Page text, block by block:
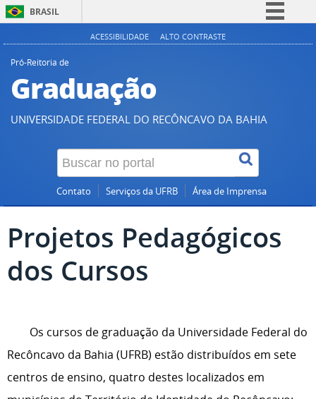
BRASIL
Simplifique!
Legislação
Canais
ACESSIBILIDADE ALTO CONTRASTE
Pró-Reitoria de
Graduação
UNIVERSIDADE FEDERAL DO RECÔNCAVO DA BAHIA
Contato Serviços da UFRB Área de Imprensa
Projetos Pedagógicos
dos Cursos
Os cursos de graduação da Universidade Federal do
Recôncavo da Bahia (UFRB) estão distribuídos em sete
centros de ensino, quatro destes localizados em